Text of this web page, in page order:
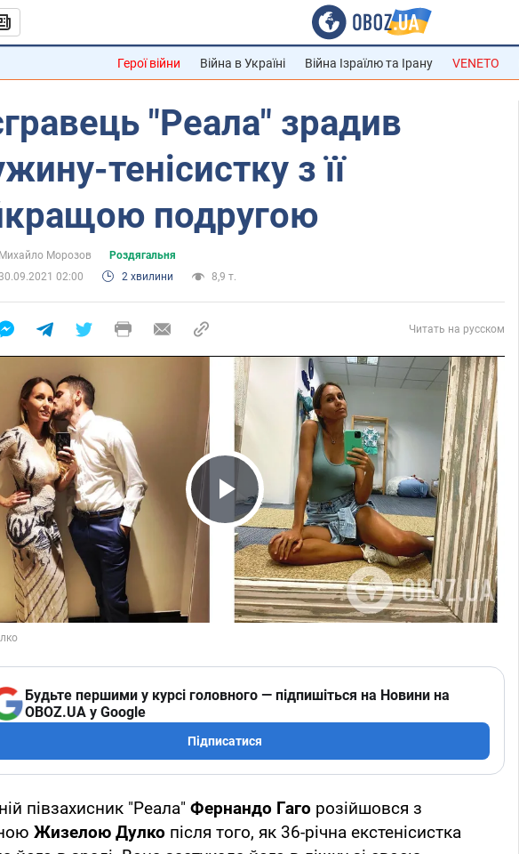
Герої війни Війна в Україні Війна Ізраїлю та Ірану VENETO
"Реала" зрадив
тенісистку з її
подругою
Михайло Морозов
Роздягальня
02:00
2 хвилини 8,9 т.
Читать на русском
Play Video
Будьте першими у курсі головного — підпишіться на Новини на
OBOZ.UA у Google
Підписатися
півзахисник "Реала" Фернандо Гаго розійшовся з
Жизелою Дулко після того, як 36-річна екстенісистка